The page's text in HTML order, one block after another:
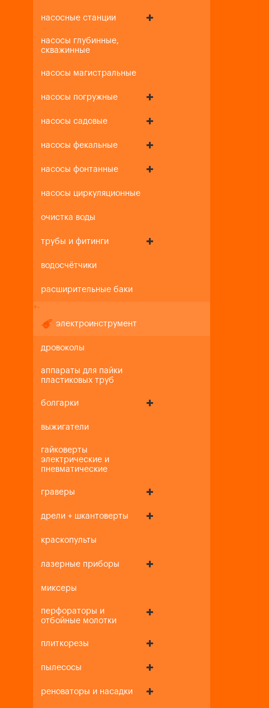
насосные станции
насосы глубинные,
скважинные
насосы магистральные
насосы погружные
насосы садовые
насосы фекальные
насосы фонтанные
насосы циркуляционные
очистка воды
трубы и фитинги
водосчётчики
расширительные баки
+-
электроинструмент
дровоколы
аппараты для пайки
пластиковых труб
болгарки
выжигатели
гайковерты
электрические и
пневматические
граверы
дрели + шкантоверты
краскопульты
лазерные приборы
миксеры
перфораторы и
отбойные молотки
плиткорезы
пылесосы
реноваторы и насадки